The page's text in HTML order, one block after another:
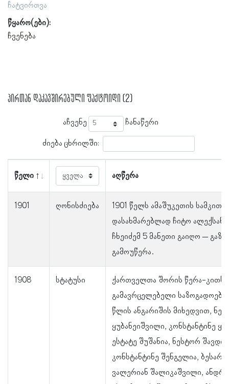
ჩატვირთვა
წყარო(ები):
ჩვენება
პირთან დაკავშირებული ფაქტოიდი (2)
აჩვენე ჩანაწერი
ძიება ცხრილში:
წელი აღწერა
1901 ღონისძიება
1901 წელს ამაშუკეთის
დასახმარებლად ჩიტო
ჩხეიძემ 5 მანეთი გაიღო –
გამოუწერა.
1908 სტატუსი
ქართველთა შორის წერა-
გამავრცელებელი
წლის ანგარიშის მიხედვით,
ყუბანეიშვილი, კონსტანტინე
ესტატე შუშანია, ნესტორ
კონსტანტინე შენგელია,
ვალერიან შალიკაშვილი,